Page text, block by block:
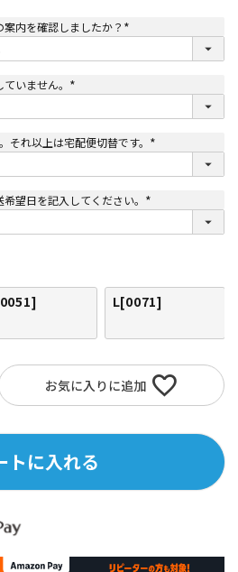
内を確認しましたか？
(
須
いません。
(
須
それ以上は宅配便切替です。
(
須
望日を記入してください。
(
須
L[0071]
お気に入りに追加
トに入れる